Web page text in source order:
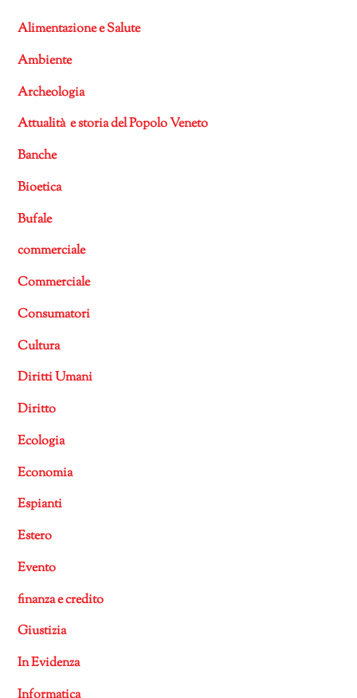
Alimentazione e Salute
Ambiente
Archeologia
Attualità e storia del Popolo Veneto
Banche
Bioetica
Bufale
commerciale
Commerciale
Consumatori
Cultura
Diritti Umani
Diritto
Ecologia
Economia
Espianti
Estero
Evento
finanza e credito
Giustizia
In Evidenza